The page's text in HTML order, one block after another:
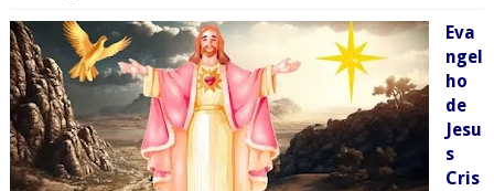
Eva
ngel
ho
de
Jesu
s
Cris